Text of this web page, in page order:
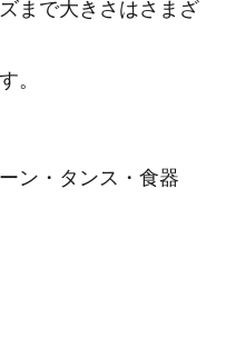
まで大きさはさまざ
。
ン・タンス・食器